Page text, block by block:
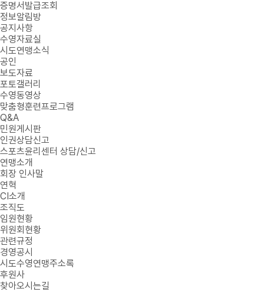
증명서발급조회
정보알림방
공지사항
수영자료실
시도연맹소식
공인
보도자료
포토갤러리
수영동영상
맞춤형훈련프로그램
Q&A
민원게시판
인권상담신고
스포츠윤리센터 상담/신고
연맹소개
회장 인사말
연혁
CI소개
조직도
임원현황
위원회현황
관련규정
경영공시
시도수영연맹주소록
후원사
찾아오시는길